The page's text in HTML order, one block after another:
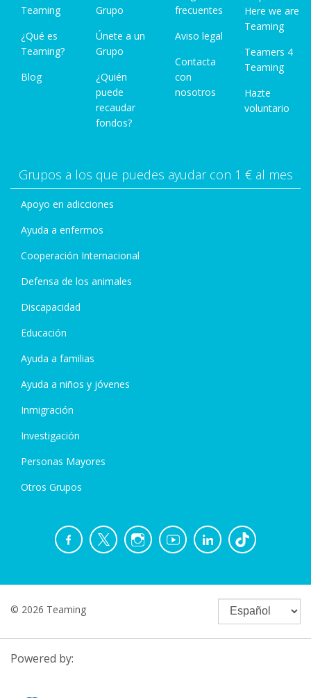
Teaming
¿Qué es
Teaming?
Blog
Grupo
Únete a un
Grupo
¿Quién
puede
recaudar
fondos?
frecuentes
Aviso legal
Contacta
con
nosotros
Here we are
Teaming
Teamers 4
Teaming
Hazte
voluntario
Grupos a los que puedes ayudar con 1 € al mes
Apoyo en adicciones
Ayuda a enfermos
Cooperación Internacional
Defensa de los animales
Discapacidad
Educación
Ayuda a familias
Ayuda a niños y jóvenes
Inmigración
Investigación
Personas Mayores
Otros Grupos
© 2026 Teaming
Powered by: